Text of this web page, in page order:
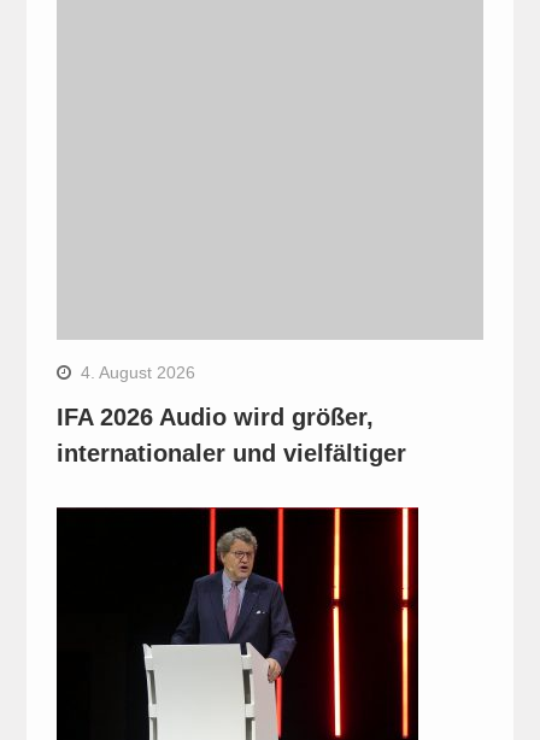
4. August 2026
IFA 2026 Audio wird größer,
internationaler und vielfältiger